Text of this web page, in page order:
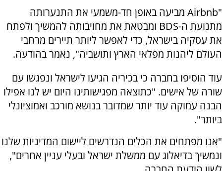
"Airbnb מביעה באופן חד-משמעי את התנערותה
מתנועת ה-BDS ומבטאת את מחויבותה להמשיך ולפתח
את עסקיה בישראל, כדי לאפשר ליותר תיירים מרחבי
העולם ליהנות מפלאי הארץ ותושביה", נאמר בהודעה.
עוד הוסיפו בחברה כי בכיריה הגיעו לישראל ונפגשו עם
שורה של אישים. "כתוצאה מפגישותינו היום יש לנו אפילו
הבנה עמוקה עוד יותר שמדובר בנושא מורכב ואמוציונלי
ביותר".
"אנו מפתחים את הכלים הנדרשים ליישום המדיניות שלנו
ונמשיך בדיאלוג עם ממשלת ישראל ובעלי עניין אחרים",